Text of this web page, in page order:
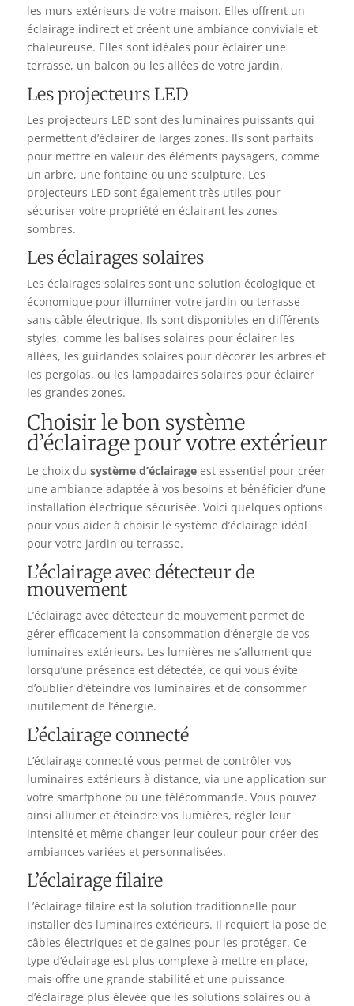
les murs extérieurs de votre maison. Elles offrent un
éclairage indirect et créent une ambiance conviviale et
chaleureuse. Elles sont idéales pour éclairer une
terrasse, un balcon ou les allées de votre jardin.
Les projecteurs LED
Les projecteurs LED sont des luminaires puissants qui
permettent d’éclairer de larges zones. Ils sont parfaits
pour mettre en valeur des éléments paysagers, comme
un arbre, une fontaine ou une sculpture. Les
projecteurs LED sont également très utiles pour
sécuriser votre propriété en éclairant les zones
sombres.
Les éclairages solaires
Les éclairages solaires sont une solution écologique et
économique pour illuminer votre jardin ou terrasse
sans câble électrique. Ils sont disponibles en différents
styles, comme les balises solaires pour éclairer les
allées, les guirlandes solaires pour décorer les arbres et
les pergolas, ou les lampadaires solaires pour éclairer
les grandes zones.
Choisir le bon système
d’éclairage pour votre extérieur
Le choix du système d’éclairageest essentiel pour créer
une ambiance adaptée à vos besoins et bénéficier d’une
installation électrique sécurisée. Voici quelques options
pour vous aider à choisir le système d’éclairage idéal
pour votre jardin ou terrasse.
L’éclairage avec détecteur de
mouvement
L’éclairage avec détecteur de mouvement permet de
gérer efficacement la consommation d’énergie de vos
luminaires extérieurs. Les lumières ne s’allument que
lorsqu’une présence est détectée, ce qui vous évite
d’oublier d’éteindre vos luminaires et de consommer
inutilement de l’énergie.
L’éclairage connecté
L’éclairage connecté vous permet de contrôler vos
luminaires extérieurs à distance, via une application sur
votre smartphone ou une télécommande. Vous pouvez
ainsi allumer et éteindre vos lumières, régler leur
intensité et même changer leur couleur pour créer des
ambiances variées et personnalisées.
L’éclairage filaire
L’éclairage filaire est la solution traditionnelle pour
installer des luminaires extérieurs. Il requiert la pose de
câbles électriques et de gaines pour les protéger. Ce
type d’éclairage est plus complexe à mettre en place,
mais offre une grande stabilité et une puissance
d’éclairage plus élevée que les solutions solaires ou à